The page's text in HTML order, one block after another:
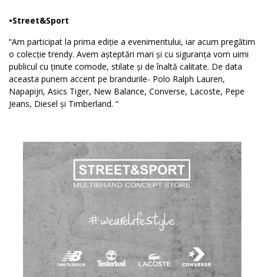
•Street&Sport
“Am participat la prima ediție a evenimentului, iar acum pregătim
o colecție trendy. Avem așteptări mari și cu siguranța vom uimi
publicul cu ținute comode, stilate și de înaltă calitate. De data
aceasta punem accent pe brandurile- Polo Ralph Lauren,
Napapijri, Asics Tiger, New Balance, Converse, Lacoste, Pepe
Jeans, Diesel și Timberland. “